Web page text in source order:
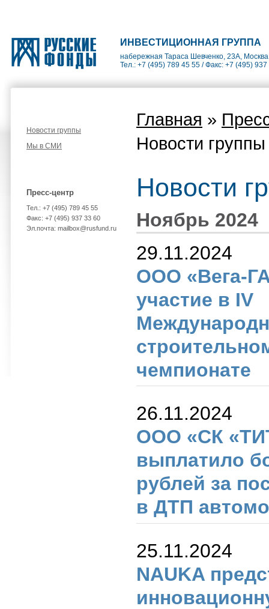
ИНВЕСТИЦИОННАЯ ГРУППА
набережная Тараса Шевченко, 23А,
Тел.: +7 (495) 789 45 55 / Факс: +7 (495)
Новости группы
Мы в СМИ
Пресс-центр
Тел.: +7 (495) 789 45 55
Факс: +7 (495) 937 33 60
Эл.почта: mailbox@rusfund.ru
Главная »
Новости группы
Новости
Ноябрь 2024
29.11.2024
ООО «Вега-
участие в IV
чемпионате
26.11.2024
ООО «СК
выплатило
рублей за
в ДТП
25.11.2024
NAUKA